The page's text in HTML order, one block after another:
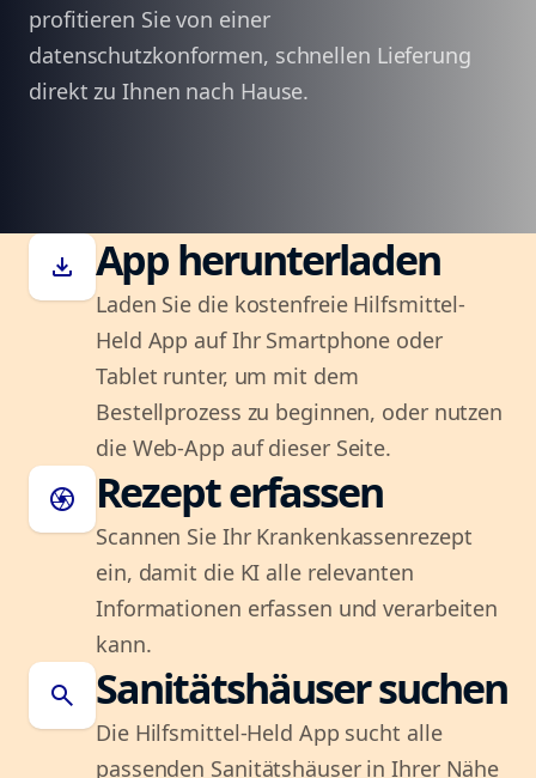
profitieren Sie von einer
datenschutzkonformen, schnellen Lieferung
direkt zu Ihnen nach Hause.
download App herunterladen
Laden Sie die kostenfreie Hilfsmittel-
Held App auf Ihr Smartphone oder
Tablet runter, um mit dem
Bestellprozess zu beginnen, oder nutzen
die Web-App auf dieser Seite.
camera Rezept erfassen
Scannen Sie Ihr Krankenkassenrezept
ein, damit die KI alle relevanten
Informationen erfassen und verarbeiten
kann.
search Sanitätshäuser suchen
Die Hilfsmittel-Held App sucht alle
passenden Sanitätshäuser in Ihrer Nähe